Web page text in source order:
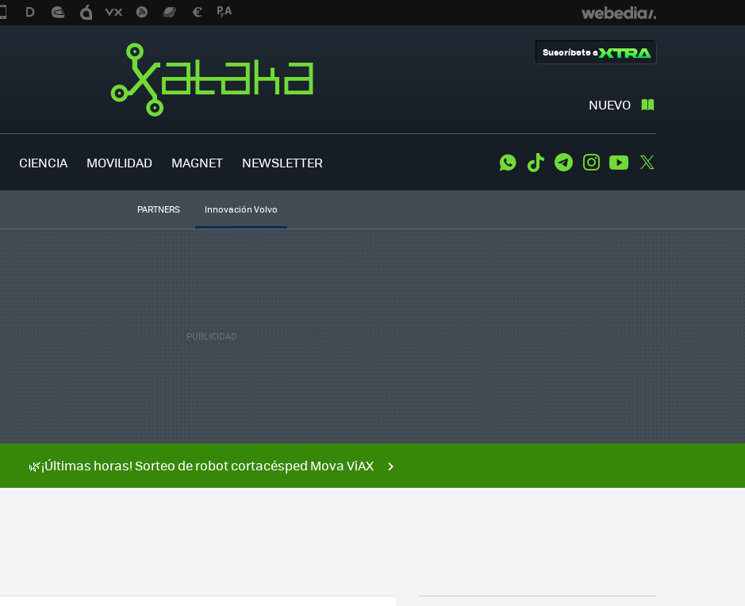
NUEVO
Suscríbete a
CIENCIA MOVILIDAD MAGNET NEWSLETTER WhatsApp
Tiktok TelegramInstagramYoutube
PARTNERS Innovación Volvo
🌿¡Últimas horas! Sorteo de robot cortacésped Mova ViAX